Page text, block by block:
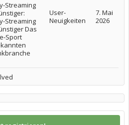
Streaming
Streaming
Das
Sport
User-
Neuigkeiten
7. Mai
2026